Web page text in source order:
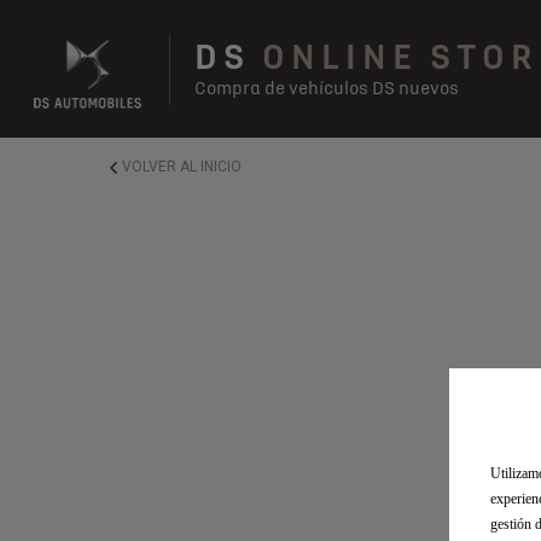
DS ONLINE
Compra de vehículos DS nuevos
VOLVER AL INICIO
gestión